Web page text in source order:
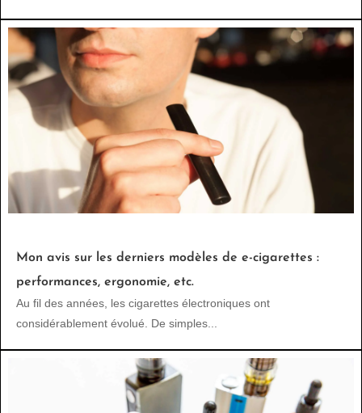
Mon avis sur les derniers modèles de e-cigarettes :
performances, ergonomie, etc.
Au fil des années, les cigarettes électroniques ont
considérablement évolué. De simples...